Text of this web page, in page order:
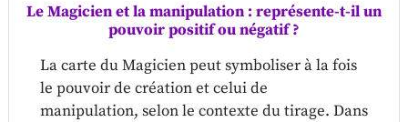
Le Magicien et la manipulation : représente-t-il un
pouvoir positif ou négatif ?
La carte du Magicien peut symboliser à la fois
le pouvoir de création et celui de
manipulation, selon le contexte du tirage. Dans